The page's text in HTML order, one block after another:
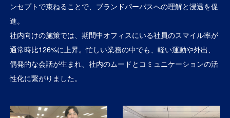
ンセプトで束ねることで、ブランドパーパスへの理解と浸透を促
進。
社内向けの施策では、期間中オフィスにいる社員のスマイル率が
通常時比126%に上昇。忙しい業務の中でも、軽い運動や外出、
偶発的な会話が生まれ、社内のムードとコミュニケーションの活
性化に繋がりました。